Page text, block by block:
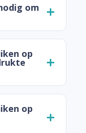
om
op
op